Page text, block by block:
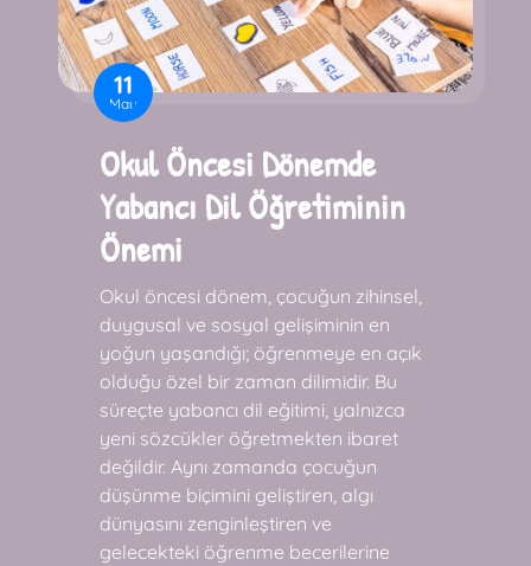
11
May
Okul Öncesi Dönemde
Yabancı Dil Öğretiminin
Önemi
Okul öncesi dönem, çocuğun zihinsel,
duygusal ve sosyal gelişiminin en
yoğun yaşandığı; öğrenmeye en açık
olduğu özel bir zaman dilimidir. Bu
süreçte yabancı dil eğitimi, yalnızca
yeni sözcükler öğretmekten ibaret
değildir. Aynı zamanda çocuğun
düşünme biçimini geliştiren, algı
dünyasını zenginleştiren ve
gelecekteki öğrenme becerilerine